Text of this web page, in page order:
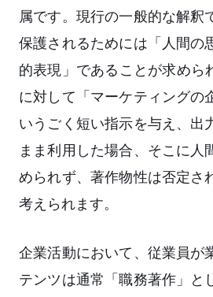
属です。現行の一般的な解釈
保護されるためには「人間の
的表現」であることが求めら
に対して「マーケティングの
いうごく短い指示を与え、出
まま利用した場合、そこに人
められず、著作物性は否定さ
考えられます。
企業活動において、従業員が
テンツは通常「職務著作」と